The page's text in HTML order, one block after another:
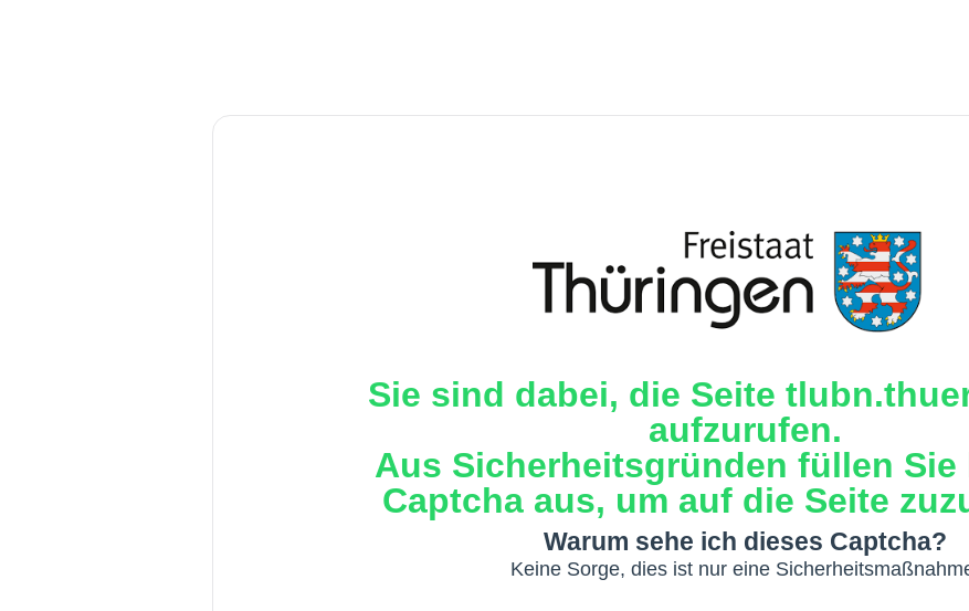
Sie sind dabei, die Seite
aufzurufen.
Aus Sicherheitsgründen füllen Sie
Captcha aus, um auf die Seite
Warum sehe ich dieses Captcha?
Keine Sorge, dies ist nur eine